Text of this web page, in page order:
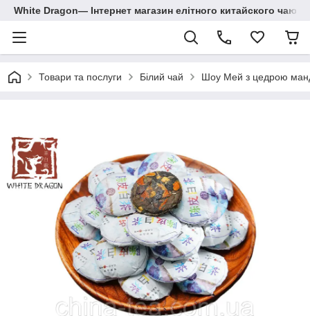
White Dragon― Інтернет магазин елітного китайского чаю.
Товари та послуги Білий чай Шоу Мей з цедрою